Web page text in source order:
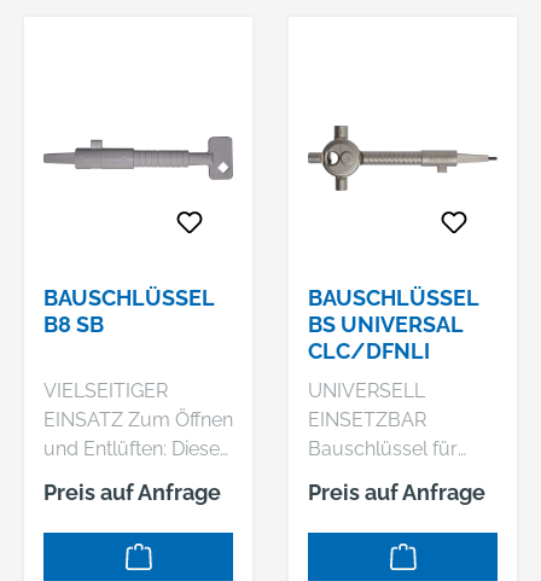
BAUSCHLÜSSEL
B8 SB
VIELSEITIGER
EINSATZ Zum Öffnen
und Entlüften: Dieser
Bauschlüssel erfüllt
eine Doppelfunktion.
Der Bauschlüssel
kommt meist bei
Preis auf Anfrage
BAUSCHLÜSSEL
BS UNIVERSAL
CLC/DFNLI
UNIVERSELL
EINSETZBAR
Bauschlüssel für
universalen Einsatz
bei Neubauten.
Türen, bei denen der
Türbeschlag und die
Preis auf Anfrage